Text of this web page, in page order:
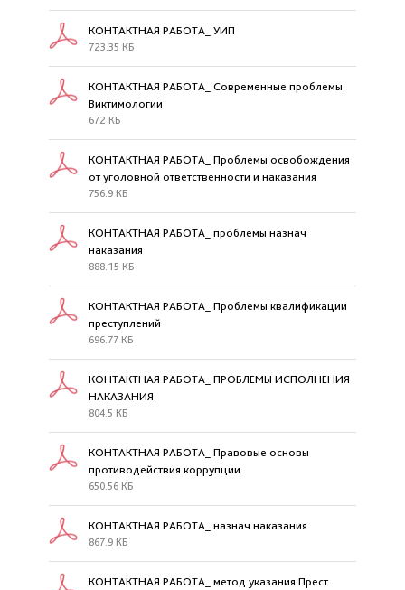
КОНТАКТНАЯ РАБОТА_ УИП
723.35 КБ
КОНТАКТНАЯ РАБОТА_ Современные проблемы
Виктимологии
672 КБ
КОНТАКТНАЯ РАБОТА_ Проблемы освобождения
от уголовной ответственности и наказания
756.9 КБ
КОНТАКТНАЯ РАБОТА_ проблемы назнач
наказания
888.15 КБ
КОНТАКТНАЯ РАБОТА_ Проблемы квалификации
преступлений
696.77 КБ
КОНТАКТНАЯ РАБОТА_ ПРОБЛЕМЫ ИСПОЛНЕНИЯ
НАКАЗАНИЯ
804.5 КБ
КОНТАКТНАЯ РАБОТА_ Правовые основы
противодействия коррупции
650.56 КБ
КОНТАКТНАЯ РАБОТА_ назнач наказания
867.9 КБ
КОНТАКТНАЯ РАБОТА_ метод указания Прест